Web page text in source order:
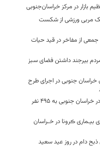
مربی ورزشی از شکست
جمعی از مفاخر در قید حیات
مردم بیرجند داشتن فضای سبز
خراسان جنوبی در اجرای طرح
تعداد مبتلایان کرونا در خراسان جنوبی به 495 نفر
بیـماری ڪرونا در خـراسان
دام در روز عید سعید